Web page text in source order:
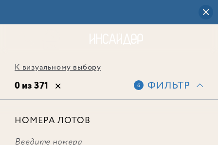
К визуальному выбору
0 из 371 6 ФИЛЬТР
НОМЕРА ЛОТОВ